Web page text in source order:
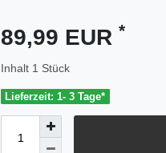
89,99 EUR *
Inhalt 1 Stück
Lieferzeit: 1- 3 Tage*